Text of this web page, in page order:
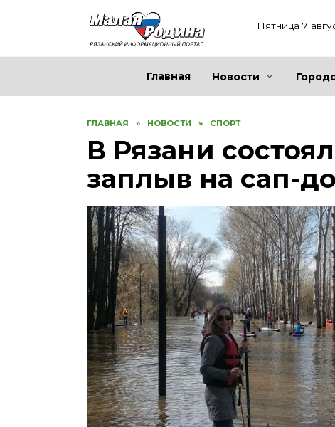
Пятница 7
Главная Новости
ГЛАВНАЯ » НОВОСТИ » СПОРТ
В Рязани
заплыв на сап-